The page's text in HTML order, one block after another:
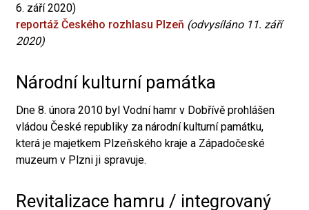
6. září 2020)
reportáž Českého rozhlasu Plzeň (odvysíláno 11. září
2020)
Národní kulturní památka
Dne 8. února 2010 byl Vodní hamr v Dobřívě prohlášen
vládou České republiky za národní kulturní památku,
která je majetkem Plzeňského kraje a Západočeské
muzeum v Plzni ji spravuje.
Revitalizace hamru / integrovaný